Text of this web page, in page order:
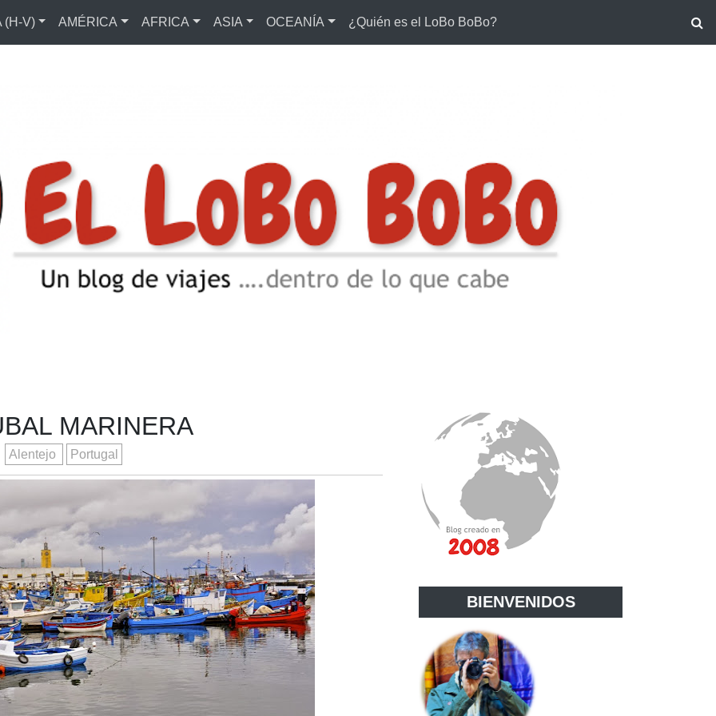
(H-V) AMÉRICA AFRICA ASIA OCEANÍA ¿Quién es el LoBo BoBo?
MARINERA
Alentejo Portugal
BIENVENIDOS